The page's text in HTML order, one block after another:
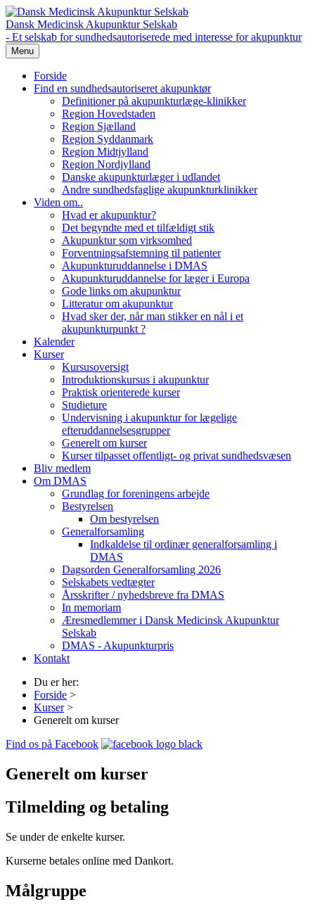
Dansk Medicinsk Akupunktur Selskab
- Et selskab for sundhedsautoriserede med interesse for akupunktur
Menu
Forside
Find en sundhedsautoriseret akupunktør
Definitioner på akupunkturlæge-klinikker
Region Hovedstaden
Region Sjælland
Region Syddanmark
Region Midtjylland
Region Nordjylland
Danske akupunkturlæger i udlandet
Andre sundhedsfaglige akupunkturklinikker
Viden om..
Hvad er akupunktur?
Det begyndte med et tilfældigt stik
Akupunktur som virksomhed
Forventningsafstemning til patienter
Akupunkturuddannelse i DMAS
Akupunkturuddannelse for læger i Europa
Gode links om akupunktur
Litteratur om akupunktur
Hvad sker der, når man stikker en nål i et
akupunkturpunkt ?
Kalender
Kurser
Kursusoversigt
Introduktionskursus i akupunktur
Praktisk orienterede kurser
Studieture
Undervisning i akupunktur for lægelige
efteruddannelsesgrupper
Generelt om kurser
Kurser tilpasset offentligt- og privat sundhedsvæsen
Bliv medlem
Om DMAS
Grundlag for foreningens arbejde
Bestyrelsen
Om bestyrelsen
Generalforsamling
Indkaldelse til ordinær generalforsamling i
DMAS
Dagsorden Generalforsamling 2026
Selskabets vedtægter
Årsskrifter / nyhedsbreve fra DMAS
In memoriam
Æresmedlemmer i Dansk Medicinsk Akupunktur
Selskab
DMAS - Akupunkturpris
Kontakt
Du er her:
Forside >
Kurser >
Generelt om kurser
Find os på Facebook
Generelt om kurser
Tilmelding og betaling
Se under de enkelte kurser.
Kurserne betales online med Dankort.
Målgruppe